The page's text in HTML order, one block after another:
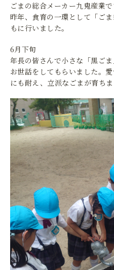
ごまの総合メーカー九鬼産業で
昨年、食育の一環として「ご
もに行いました。
6月下旬
年長の皆さんで小さな「黒ご
お世話をしてもらいました。
にも耐え、立派なごまが育ちま